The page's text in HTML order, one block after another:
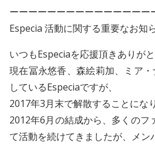
ーーーーーーーーーーーーーーー
Especia 活動に関する重要なお知
いつもEspeciaを応援頂きありがと
現在冨永悠香、森絵莉加、ミア
しているEspeciaですが、
2017年3月末で解散することにな
2012年6月の結成から、多くのフ
て活動を続けてきましたが、メン